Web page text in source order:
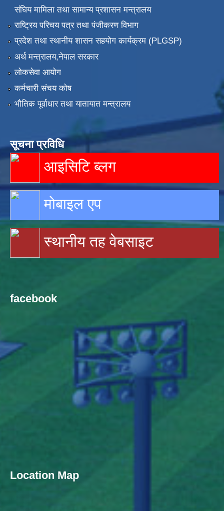
संघिय मामिला तथा सामान्य प्रशासन मन्त्रालय
राष्ट्रिय परिचय पत्र तथा पंजीकरण विभाग
प्रदेश तथा स्थानीय शासन सहयोग कार्यक्रम (PLGSP)
अर्थ मन्त्रालय,नेपाल सरकार
लोकसेवा आयोग
कर्मचारी संचय कोष
भौतिक पूर्वाधार तथा यातायात मन्त्रालय
सूचना प्रविधि
आइसिटि ब्लग
मोबाइल एप
स्थानीय तह वेबसाइट
facebook
Location Map